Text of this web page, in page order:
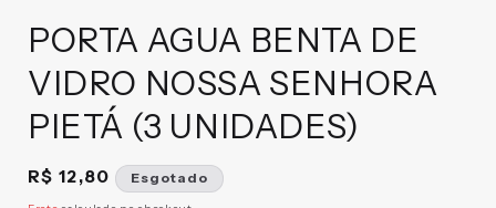
PORTA AGUA BENTA DE
VIDRO NOSSA SENHORA
PIETÁ (3 UNIDADES)
Preço
normal
R$ 12,80 Esgotado